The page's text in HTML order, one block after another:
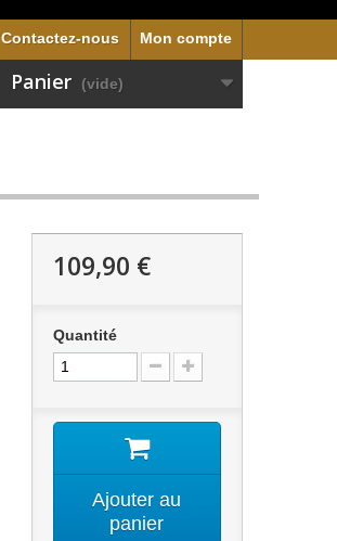
Mon compte
Contactez-nous
Panier (vide)
109,90 €
Quantité
Ajouter au
panier